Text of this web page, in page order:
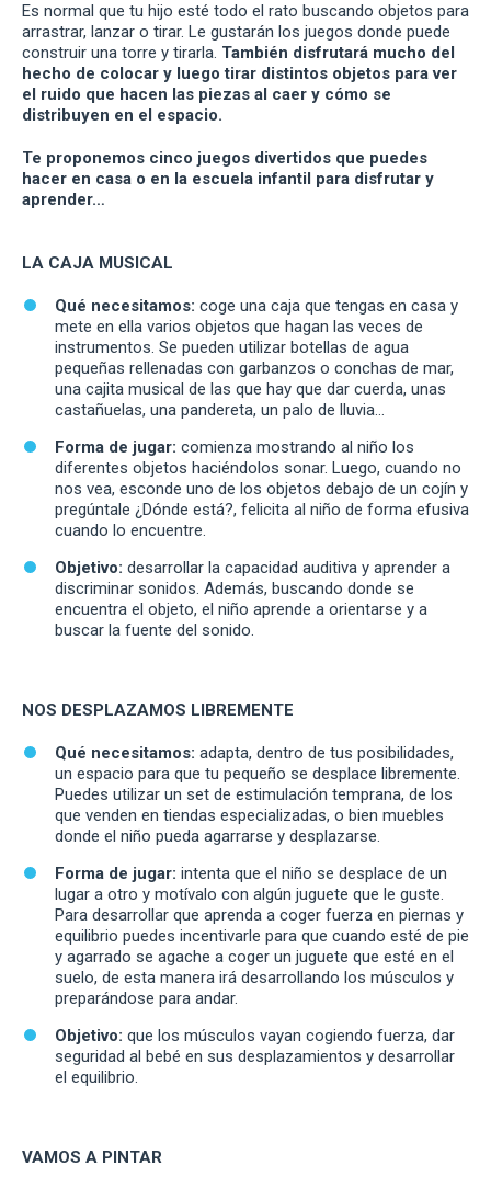
Es normal que tu hijo esté todo el rato buscando objetos para
arrastrar, lanzar o tirar. Le gustarán los juegos donde puede
construir una torre y tirarla. También disfrutará mucho del
hecho de colocar y luego tirar distintos objetos para ver
el ruido que hacen las piezas al caer y cómo se
distribuyen en el espacio.
Te proponemos cinco juegos divertidos que puedes
hacer en casa o en la escuela infantil para disfrutar y
aprender…
LA CAJA MUSICAL
Qué necesitamos: coge una caja que tengas en casa y
mete en ella varios objetos que hagan las veces de
instrumentos. Se pueden utilizar botellas de agua
pequeñas rellenadas con garbanzos o conchas de mar,
una cajita musical de las que hay que dar cuerda, unas
castañuelas, una pandereta, un palo de lluvia…
Forma de jugar: comienza mostrando al niño los
diferentes objetos haciéndolos sonar. Luego, cuando no
nos vea, esconde uno de los objetos debajo de un cojín y
pregúntale ¿Dónde está?, felicita al niño de forma efusiva
cuando lo encuentre.
Objetivo: desarrollar la capacidad auditiva y aprender a
discriminar sonidos. Además, buscando donde se
encuentra el objeto, el niño aprende a orientarse y a
buscar la fuente del sonido.
NOS DESPLAZAMOS LIBREMENTE
Qué necesitamos: adapta, dentro de tus posibilidades,
un espacio para que tu pequeño se desplace libremente.
Puedes utilizar un set de estimulación temprana, de los
que venden en tiendas especializadas, o bien muebles
donde el niño pueda agarrarse y desplazarse.
Forma de jugar: intenta que el niño se desplace de un
lugar a otro y motívalo con algún juguete que le guste.
Para desarrollar que aprenda a coger fuerza en piernas y
equilibrio puedes incentivarle para que cuando esté de pie
y agarrado se agache a coger un juguete que esté en el
suelo, de esta manera irá desarrollando los músculos y
preparándose para andar.
Objetivo: que los músculos vayan cogiendo fuerza, dar
seguridad al bebé en sus desplazamientos y desarrollar
el equilibrio.
VAMOS A PINTAR